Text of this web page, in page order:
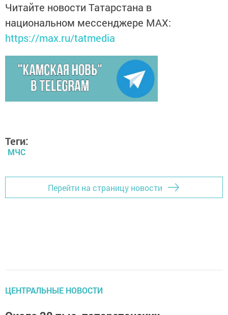
Читайте новости Татарстана в
национальном мессенджере MАХ:
https://max.ru/tatmedia
Теги:
МЧС
Перейти на страницу новости
ЦЕНТРАЛЬНЫЕ НОВОСТИ